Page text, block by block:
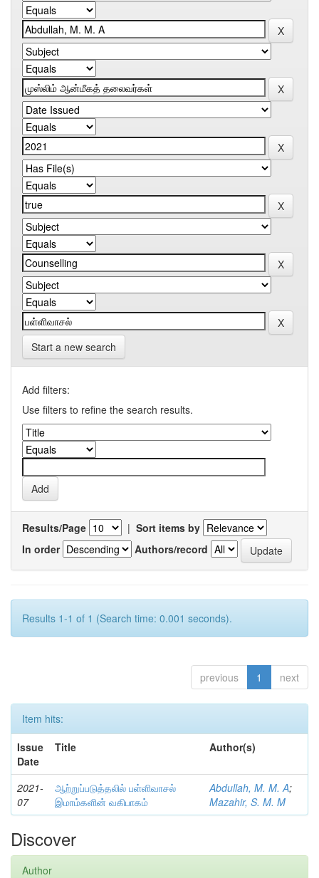
Start a new search
Add filters:
Use filters to refine the search results.
Results/Page | Sort items by
In order
Authors/record
Results 1-1 of 1 (Search time: 0.001 seconds).
previous 1 next
Item hits:
Issue
Date
Title Author(s)
2021-
07
ஆற்றுப்படுத்தலில் பள்ளிவாசல்
இமாம்களின் வகிபாகம்
Abdullah, M. M. A;
Mazahir, S. M. M
Discover
Author